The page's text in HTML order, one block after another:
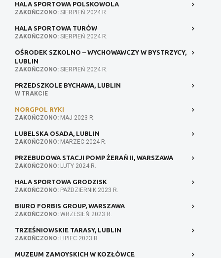
HALA SPORTOWA POLSKOWOLA
ZAKOŃCZONO: SIERPIEŃ 2024 R.
HALA SPORTOWA TURÓW
ZAKOŃCZONO: SIERPIEŃ 2024 R.
OŚRODEK SZKOLNO – WYCHOWAWCZY W BYSTRZYCY,
LUBLIN
ZAKOŃCZONO: SIERPIEŃ 2024 R.
PRZEDSZKOLE BYCHAWA, LUBLIN
W TRAKCIE
NORGPOL RYKI
ZAKOŃCZONO: MAJ 2023 R.
LUBELSKA OSADA, LUBLIN
ZAKOŃCZONO: MARZEC 2024 R.
PRZEBUDOWA STACJI POMP ŻERAŃ II, WARSZAWA
ZAKOŃCZONO: LUTY 2024 R.
HALA SPORTOWA GRODZISK
ZAKOŃCZONO: PAŹDZIERNIK 2023 R.
BIURO FORBIS GROUP, WARSZAWA
ZAKOŃCZONO: WRZESIEŃ 2023 R.
TRZEŚNIOWSKIE TARASY, LUBLIN
ZAKOŃCZONO: LIPIEC 2023 R.
MUZEUM ZAMOYSKICH W KOZŁÓWCE